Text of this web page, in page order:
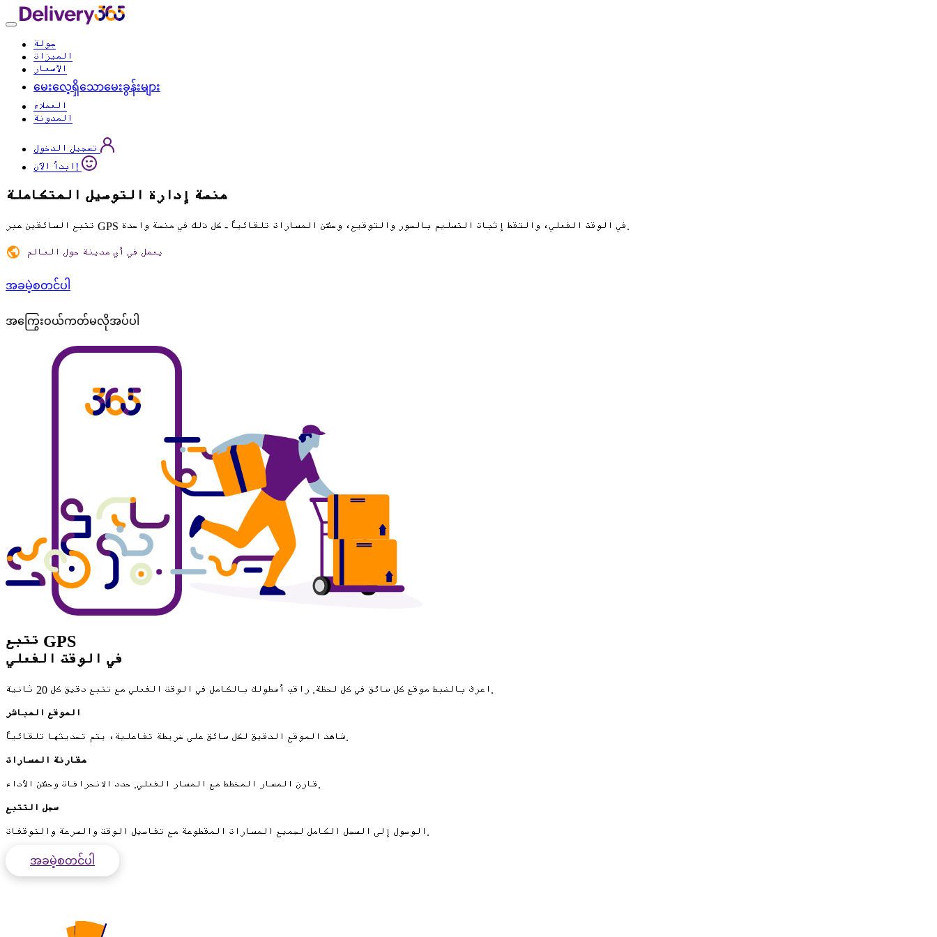
جولة
الميزات
الأسعار
မေးလေ့ရှိသောမေးခွန်းများ
العملاء
المدونة
ابدأ الآن!
منصة إدارة التوصيل المتكاملة
تتبع السائقين عبر GPS في الوقت الفعلي، والتقط إثبات التسليم بالصور والتوقيع، وحسّن المسارات تلقائياً - كل ذلك في منصة واحدة.
يعمل في أي مدينة حول العالم
အခမဲ့စတင်ပါ
အကြွေးဝယ်ကတ်မလိုအပ်ပါ
تتبع GPS
في الوقت الفعلي
اعرف بالضبط موقع كل سائق في كل لحظة. راقب أسطولك بالكامل في الوقت الفعلي مع تتبع دقيق كل 20 ثانية.
الموقع المباشر
شاهد الموقع الدقيق لكل سائق على خريطة تفاعلية، يتم تحديثها تلقائياً.
مقارنة المسارات
قارن المسار المخطط مع المسار الفعلي. حدد الانحرافات وحسّن الأداء.
سجل التتبع
الوصول إلى السجل الكامل لجميع المسارات المقطوعة مع تفاصيل الوقت والسرعة والتوقفات.
အခမဲ့စတင်ပါ